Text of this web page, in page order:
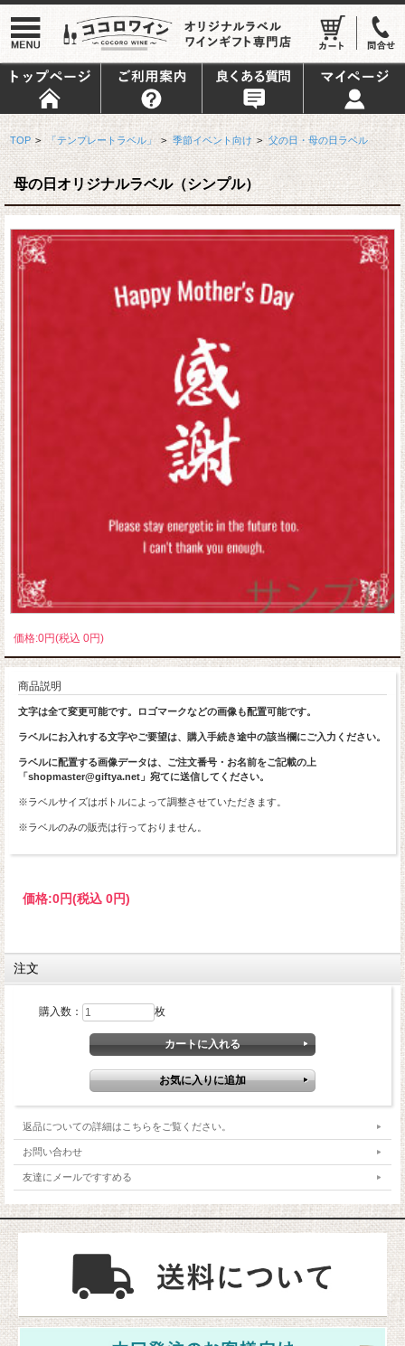
TOP > 「テンプレートラベル」 > 季節イベント向け > 父の日・母の日ラベル
母の日オリジナルラベル（シンプル）
価格:0円(税込 0円)
商品説明
文字は全て変更可能です。ロゴマークなどの画像も配置可能です。
ラベルにお入れする文字やご要望は、購入手続き途中の該当欄にご入力ください。
ラベルに配置する画像データは、ご注文番号・お名前をご記載の上
「shopmaster@giftya.net」宛てに送信してください。
※ラベルサイズはボトルによって調整させていただきます。
※ラベルのみの販売は行っておりません。
価格:0円(税込 0円)
注文
購入数： 枚
返品についての詳細はこちらをご覧ください。
お問い合わせ
友達にメールですすめる